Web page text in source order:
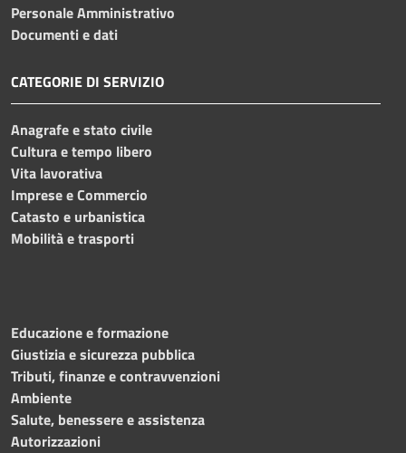
Personale Amministrativo
Documenti e dati
CATEGORIE DI SERVIZIO
Anagrafe e stato civile
Cultura e tempo libero
Vita lavorativa
Imprese e Commercio
Catasto e urbanistica
Mobilità e trasporti
Educazione e formazione
Giustizia e sicurezza pubblica
Tributi, finanze e contravvenzioni
Ambiente
Salute, benessere e assistenza
Autorizzazioni